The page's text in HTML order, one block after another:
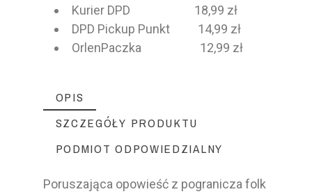
Kurier DPD 18,99 zł
DPD Pickup Punkt 14,99 zł
OrlenPaczka 12,99 zł
OPIS
SZCZEGÓŁY PRODUKTU
PODMIOT ODPOWIEDZIALNY
Poruszająca opowieść z pogranicza folk